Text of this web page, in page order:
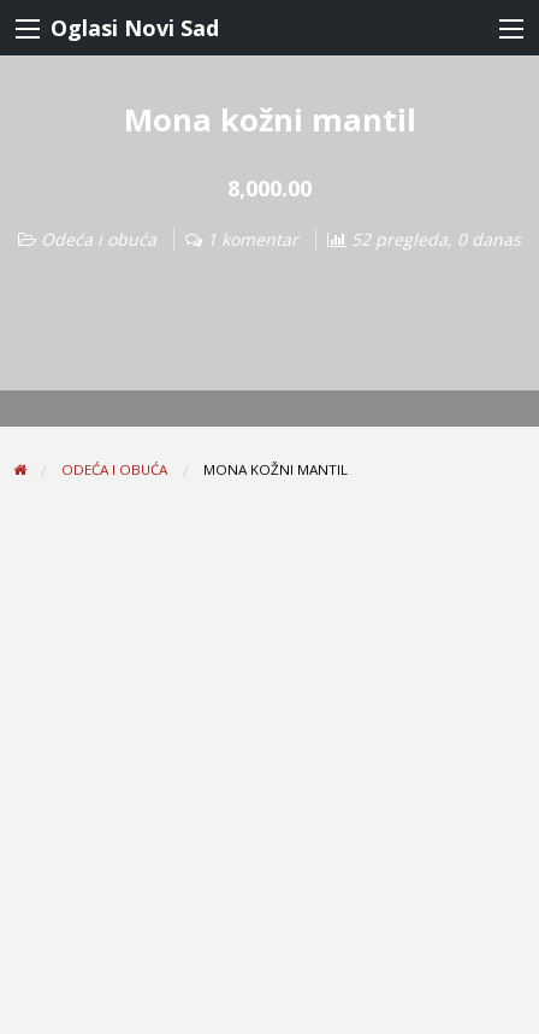
Oglasi Novi Sad
Mona kožni mantil
8,000.00
Odeća i obuća 1 komentar 52 pregleda, 0 danas
ODEĆA I OBUĆA MONA KOŽNI MANTIL